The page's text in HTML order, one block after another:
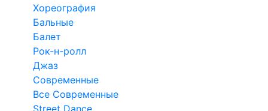
Хореография
Бальные
Балет
Рок-н-ролл
Джаз
Современные
Все Современные
Street Dance